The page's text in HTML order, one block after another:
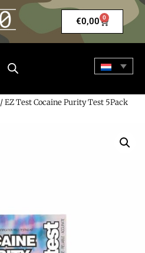
€0,00 0
/ EZ Test Cocaine Purity Test 5Pack